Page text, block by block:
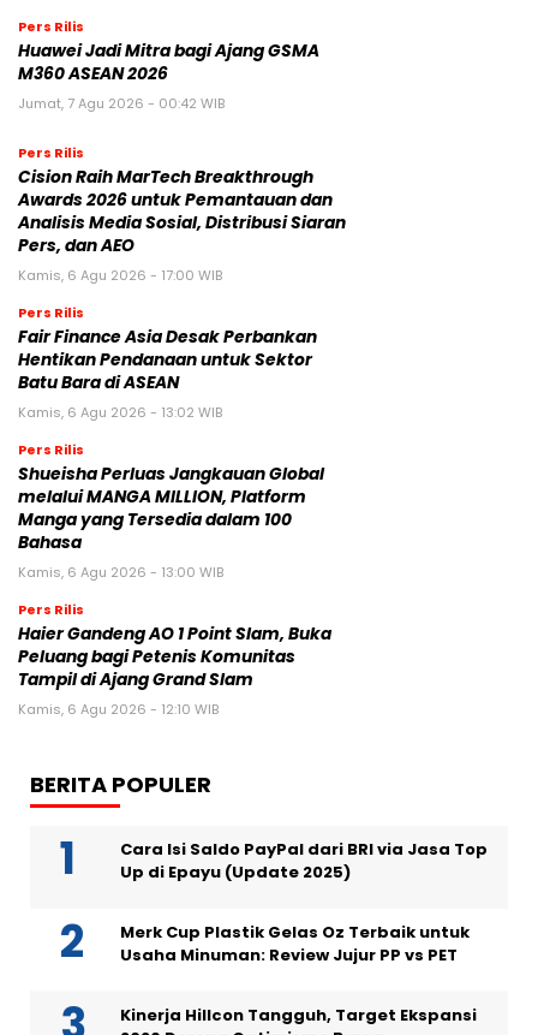
Pers Rilis
Huawei Jadi Mitra bagi Ajang GSMA
M360 ASEAN 2026
Jumat, 7 Agu 2026 - 00:42 WIB
Pers Rilis
Cision Raih MarTech Breakthrough
Awards 2026 untuk Pemantauan dan
Analisis Media Sosial, Distribusi Siaran
Pers, dan AEO
Kamis, 6 Agu 2026 - 17:00 WIB
Pers Rilis
Fair Finance Asia Desak Perbankan
Hentikan Pendanaan untuk Sektor
Batu Bara di ASEAN
Kamis, 6 Agu 2026 - 13:02 WIB
Pers Rilis
Shueisha Perluas Jangkauan Global
melalui MANGA MILLION, Platform
Manga yang Tersedia dalam 100
Bahasa
Kamis, 6 Agu 2026 - 13:00 WIB
Pers Rilis
Haier Gandeng AO 1 Point Slam, Buka
Peluang bagi Petenis Komunitas
Tampil di Ajang Grand Slam
Kamis, 6 Agu 2026 - 12:10 WIB
BERITA POPULER
Cara Isi Saldo PayPal dari BRI via Jasa Top
Up di Epayu (Update 2025)
Merk Cup Plastik Gelas Oz Terbaik untuk
Usaha Minuman: Review Jujur PP vs PET
Kinerja Hillcon Tangguh, Target Ekspansi